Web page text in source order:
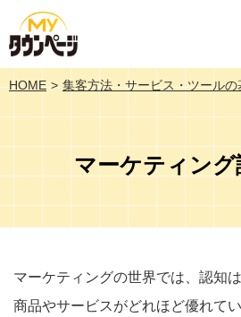
HOME 集客方法・サービス・ツールの
マーケティング
マーケティングの世界では、認知
商品やサービスがどれほど優れて